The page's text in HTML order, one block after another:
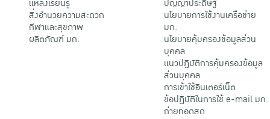
สิ่งอำนวยความสะดวก
กีฬาและสุขภาพ
ผลิตภัณฑ์ มก.
นโยบายการใช้งานเครือข่าย
มก.
นโยบายคุ้มครองข้อมูลส่วน
บุคคล
แนวปฏิบัติการคุ้มครองข้อมูล
ส่วนบุคคล
การเข้าใช้อินเตอร์เน็ต
ข้อปฏิบัติในการใช้ e-mail มก.
ถ่ายทอดสด